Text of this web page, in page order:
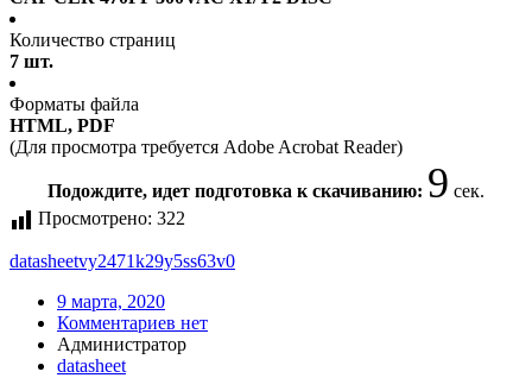
Количество страниц
7 шт.
Форматы файла
HTML, PDF
(Для просмотра требуется Adobe Acrobat Reader)
Подождите, идет подготовка к скачиванию: 8 сек.
Просмотрено: 322
datasheetvy2471k29y5ss63v0
9 марта, 2020
Комментариев нет
Администратор
datasheet